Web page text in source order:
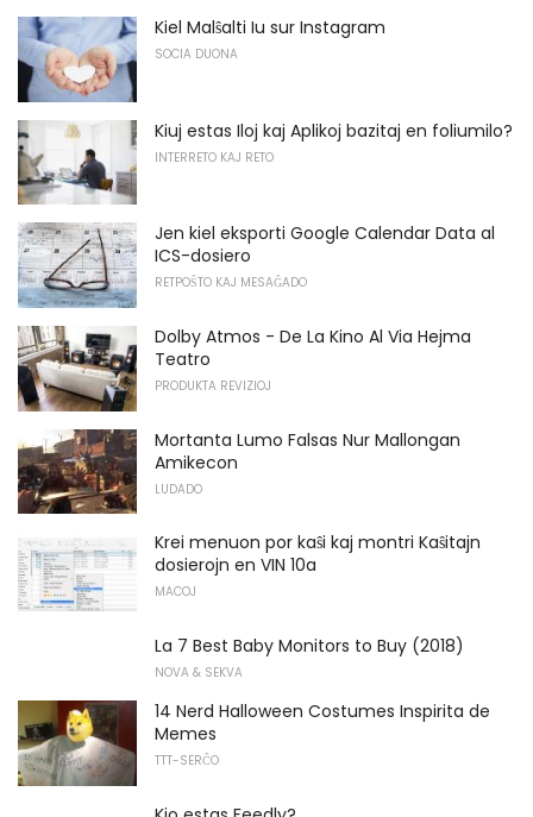
Kiel Malŝalti Iu sur Instagram
SOCIA DUONA
Kiuj estas Iloj kaj Aplikoj bazitaj en foliumilo?
INTERRETO KAJ RETO
Jen kiel eksporti Google Calendar Data al
ICS-dosiero
RETPOŜTO KAJ MESAĜADO
Dolby Atmos - De La Kino Al Via Hejma
Teatro
PRODUKTA REVIZIOJ
Mortanta Lumo Falsas Nur Mallongan
Amikecon
LUDADO
Krei menuon por kaŝi kaj montri Kaŝitajn
dosierojn en VIN 10a
MACOJ
La 7 Best Baby Monitors to Buy (2018)
NOVA & SEKVA
14 Nerd Halloween Costumes Inspirita de
Memes
TTT-SERĈO